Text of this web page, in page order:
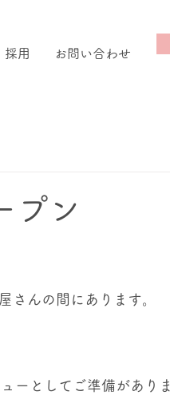
採用 お問い合わせ
プン
さんの間にあります。
ーとしてご準備がありま